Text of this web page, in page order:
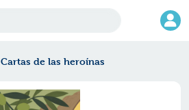
Cartas de las heroínas